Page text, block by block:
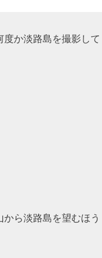
度か淡路島を撮影して
ら淡路島を望むほう